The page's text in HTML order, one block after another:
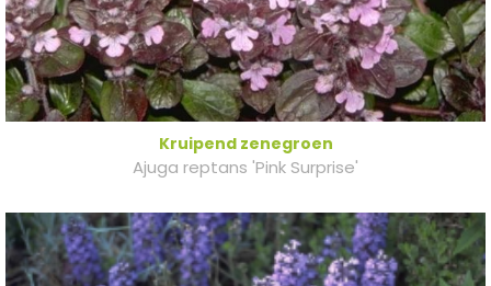
Kruipend zenegroen
Ajuga reptans 'Pink Surprise'